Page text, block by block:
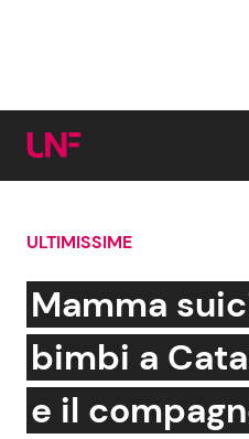
Cerca:
News e Cronaca
Attualità Italiana
ULTIMISSIME
Mamma
bimbi a
e il